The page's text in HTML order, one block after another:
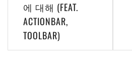
에 대해 (FEAT.
ACTIONBAR,
TOOLBAR)